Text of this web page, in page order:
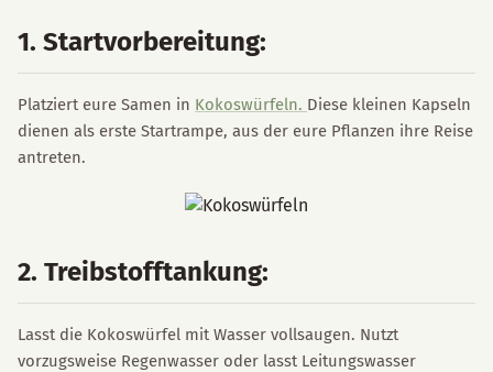
1. Startvorbereitung:
Platziert eure Samen in Kokoswürfeln. Diese kleinen Kapseln
dienen als erste Startrampe, aus der eure Pflanzen ihre Reise
antreten.
2. Treibstofftankung:
Lasst die Kokoswürfel mit Wasser vollsaugen. Nutzt
vorzugsweise Regenwasser oder lasst Leitungswasser